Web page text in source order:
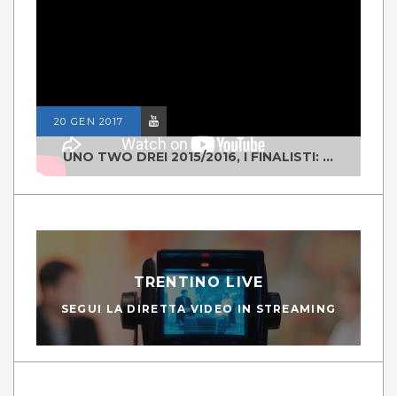
20 GEN 2017
UNO TWO DREI 2015/2016, I FINALISTI: CLASSE IV ALS ISTITUTO "DEGASPERI" BORGO VALSUGANA
TRENTINO LIVE
SEGUI LA DIRETTA VIDEO IN STREAMING